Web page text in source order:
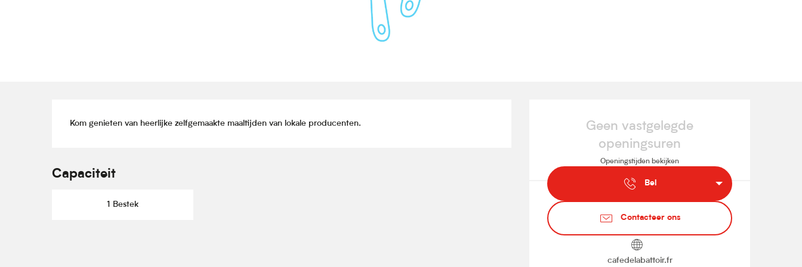
Openingstijden en
Geen vastgelegde
openingsuren
Openingstijden bekijken
Bel
Contacteer ons
cafedelabattoir.fr
Beschrijving
Kom genieten van heerlijke zelfgemaakte maaltijden van lokale producenten.
Capaciteit
1 Bestek